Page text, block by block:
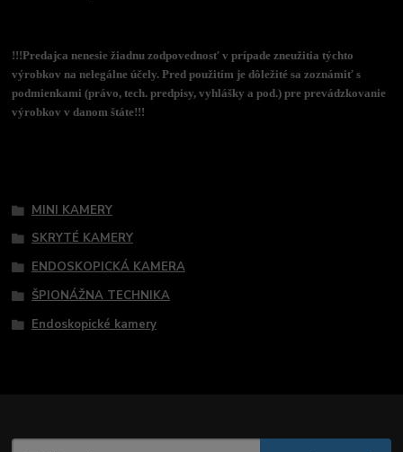
!!!Predajca nenesie žiadnu zodpovednosť v prípade zneužitia týchto
výrobkov na nelegálne účely. Pred použitím je dôležité sa zoznámiť s
podmienkami (právo, tech. predpisy, vyhlášky a pod.) pre prevádzkovanie
výrobkov v danom štáte!!!
MINI KAMERY
SKRYTÉ KAMERY
ENDOSKOPICKÁ KAMERA
ŠPIONÁŽNA TECHNIKA
Endoskopické kamery